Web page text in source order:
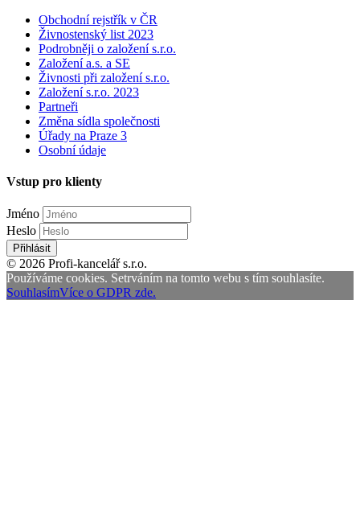
Obchodní rejstřík v ČR
Živnostenský list 2023
Podrobněji o založení s.r.o.
Založení a.s. a SE
Živnosti při založení s.r.o.
Založení s.r.o. 2023
Partneři
Změna sídla společnosti
Úřady na Praze 3
Osobní údaje
Vstup pro klienty
Jméno
Heslo
Přihlásit
© 2026 Profi-kancelář s.r.o.
Používáme cookies. Setrváním na tomto webu s tím souhlasíte.
SouhlasímVíce o GDPR zde.